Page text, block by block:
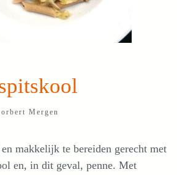
Mergen
makkelijk te bereiden gerecht met
en, in dit geval, penne. Met